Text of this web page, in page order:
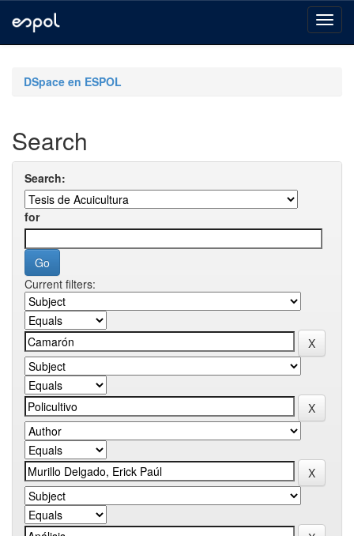
navigationDSpace en ESPOL
Search
Search:
for
Current filters: